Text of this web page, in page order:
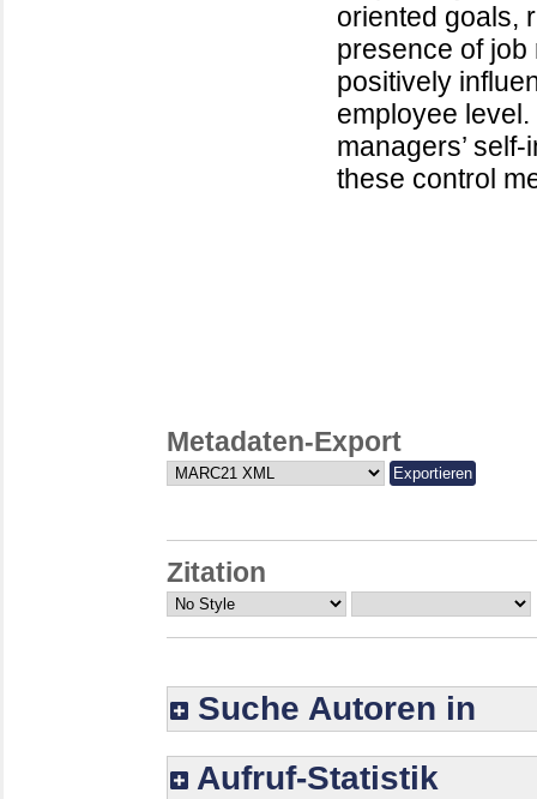
oriented goals,
presence of job
positively
employee
managers’
these control
Metadaten-Export
Zitation
Suche Autoren in
Aufruf-Statistik